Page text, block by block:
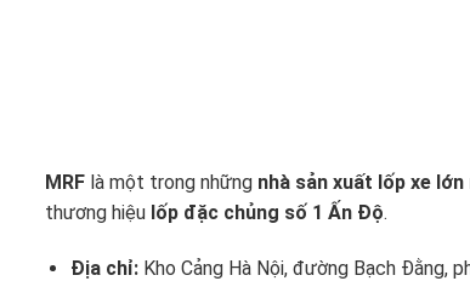
MRF là một trong những nhà sản xuất lốp xe
thương hiệu lốp đặc chủng số 1 Ấn Độ.
Địa chỉ:Kho Cảng Hà Nội, đường Bạch Đằng,